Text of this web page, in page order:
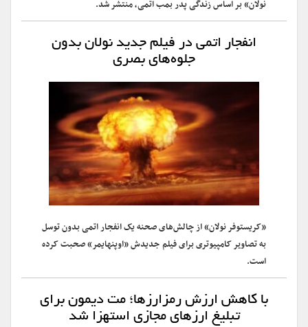
نولان» بر اساس زندگی پدر بمب اتمی، منتشر شد.
انفجار اتمی در فیلم جدید نولان بدون
جلوه‌های بصری
«کریستوفر نولان» از چالش‌های صحنه یک انفجار اتمی بدون توسل
به تصاویر کامپیوتری برای فیلم جدیدش «اوپنهایمر» صحبت کرده
است.
با کاهش ارزش رمزارزها؛ مت دیمون برای
تبلیغ ارزهای مجازی استهزا شد